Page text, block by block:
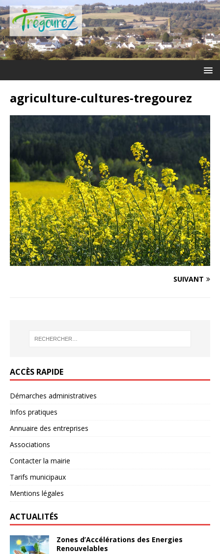
agriculture-cultures-tregourez
SUIVANT
ACCÈS RAPIDE
Démarches administratives
Infos pratiques
Annuaire des entreprises
Associations
Contacter la mairie
Tarifs municipaux
Mentions légales
ACTUALITÉS
Zones d’Accélérations des Energies
Renouvelables